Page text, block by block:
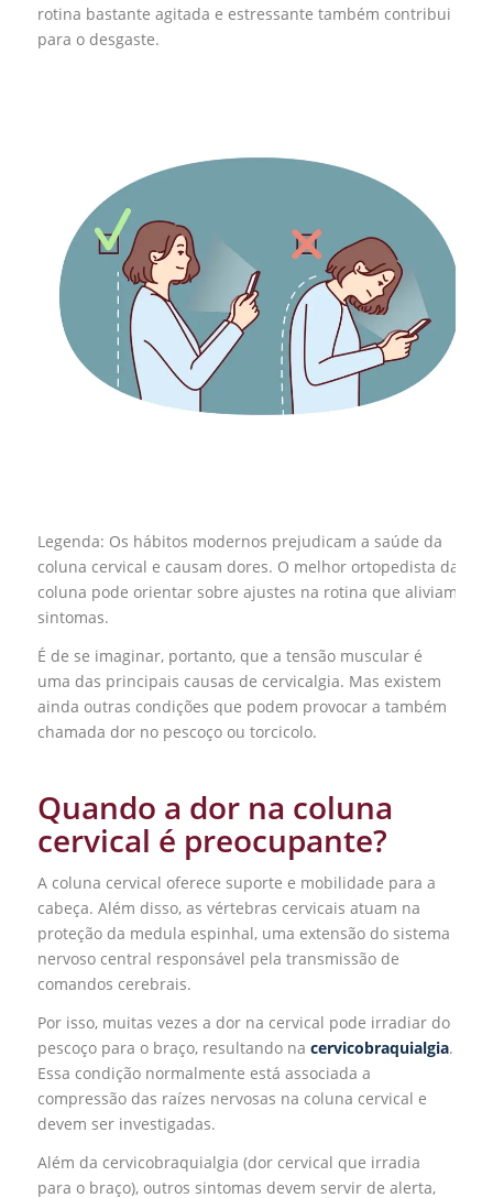
rotina bastante agitada e estressante também contribui
para o desgaste.
Legenda: Os hábitos modernos prejudicam a saúde da
coluna cervical e causam dores. O melhor ortopedista da
coluna pode orientar sobre ajustes na rotina que aliviam os
sintomas.
É de se imaginar, portanto, que a tensão muscular é
uma das principais causas de cervicalgia. Mas existem
ainda outras condições que podem provocar a também
chamada dor no pescoço ou torcicolo.
Quando a dor na coluna
cervical é preocupante?
A coluna cervical oferece suporte e mobilidade para a
cabeça. Além disso, as vértebras cervicais atuam na
proteção da medula espinhal, uma extensão do sistema
nervoso central responsável pela transmissão de
comandos cerebrais.
Por isso, muitas vezes a dor na cervical pode irradiar do
pescoço para o braço, resultando na cervicobraquialgia.
Essa condição normalmente está associada a
compressão das raízes nervosas na coluna cervical e
devem ser investigadas.
Além da cervicobraquialgia (dor cervical que irradia
para o braço), outros sintomas devem servir de alerta,